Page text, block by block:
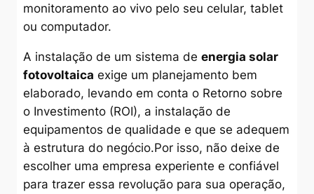
monitoramento ao vivo pelo seu celular, tablet
ou computador.
A instalação de um sistema de energia solar
fotovoltaica exige um planejamento bem
elaborado, levando em conta o Retorno sobre
o Investimento (ROI), a instalação de
equipamentos de qualidade e que se adequem
à estrutura do negócio.Por isso, não deixe de
escolher uma empresa experiente e confiável
para trazer essa revolução para sua operação,